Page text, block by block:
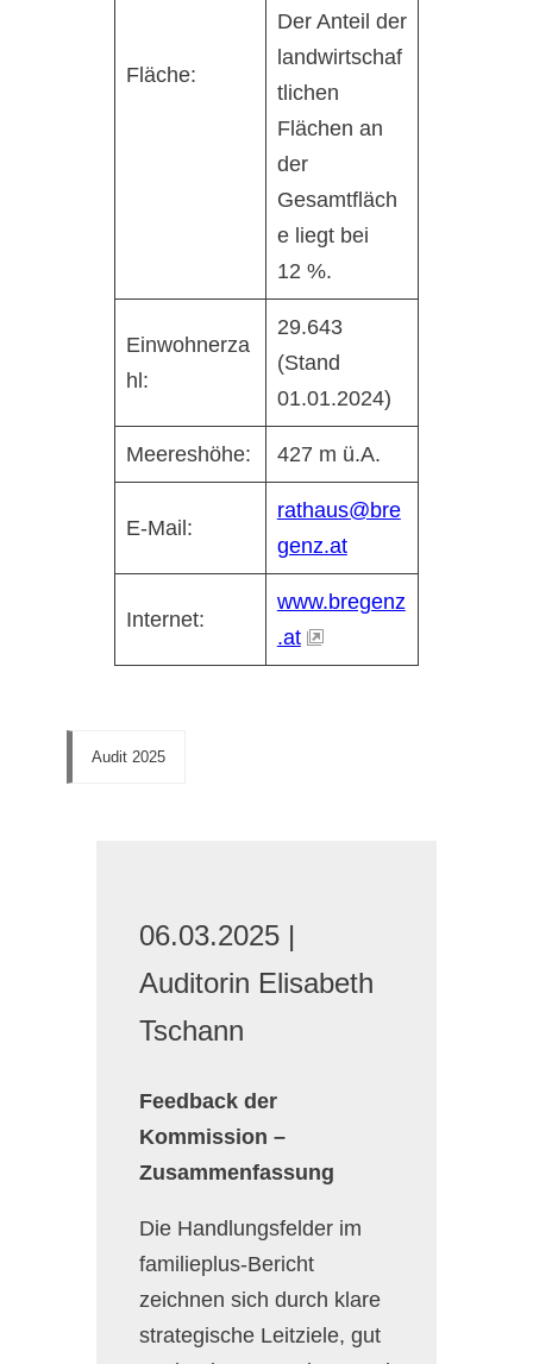
Fläche:
Der Anteil der
landwirtschaf
tlichen
Flächen an
der
Gesamtfläch
e liegt bei
12 %.
Einwohnerza
hl:
29.643
(Stand
01.01.2024)
Meereshöhe: 427 m ü.A.
E-Mail:
rathaus@bre
genz.at
Internet:
www.bregenz
.at
Audit 2025
06.03.2025 |
Auditorin Elisabeth
Tschann
Feedback der
Kommission –
Zusammenfassung
Die Handlungsfelder im
familieplus-Bericht
zeichnen sich durch klare
strategische Leitziele, gut